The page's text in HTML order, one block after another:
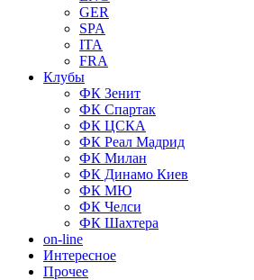
GER
SPA
ITA
FRA
Клубы
ФК Зенит
ФК Спартак
ФК ЦСКА
ФК Реал Мадрид
ФК Милан
ФК Динамо Киев
ФК МЮ
ФК Челси
ФК Шахтера
on-line
Интересное
Прочее